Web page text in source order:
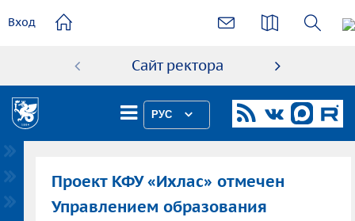
содержанию
Вход
Сайт ректора
РУС
Проект КФУ «Ихлас» отмечен
Управлением образования